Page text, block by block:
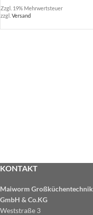
Zzgl. 19% Mehrwertsteuer
zzgl. Versand
KONTAKT
Maiworm Großküchentechnik
GmbH & Co.KG
Weststraße 3